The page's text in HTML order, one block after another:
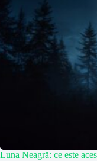
Luna Neagră: ce este